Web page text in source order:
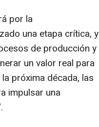
por la
una etapa crítica, y
de producción y
un valor real para
próxima década, las
impulsar una